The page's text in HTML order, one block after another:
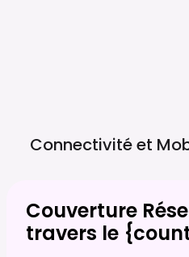
Connectivité et
Couverture
travers le